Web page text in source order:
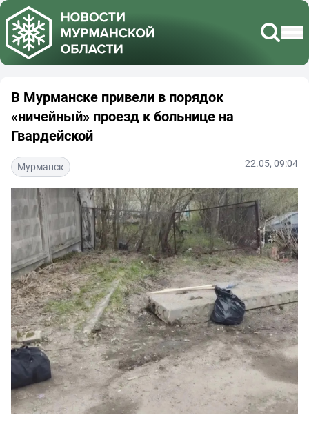
В Мурманске привели в порядок
«ничейный» проезд к больнице на
Гвардейской
Мурманск 22.05, 09:04